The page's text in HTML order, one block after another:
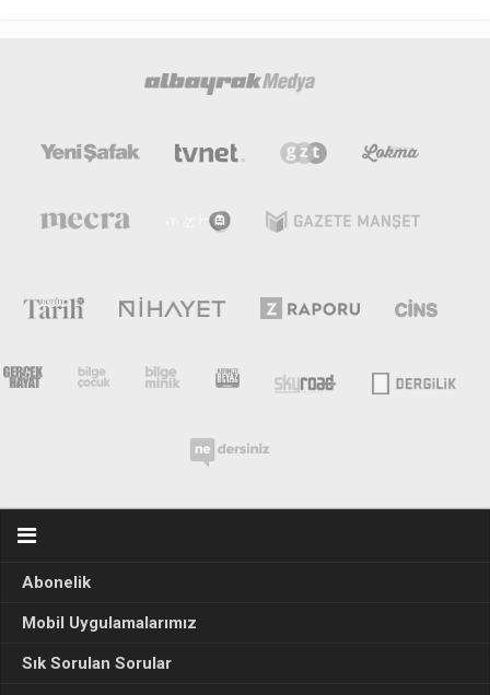
Abonelik
Mobil Uygulamalarımız
Sık Sorulan Sorular